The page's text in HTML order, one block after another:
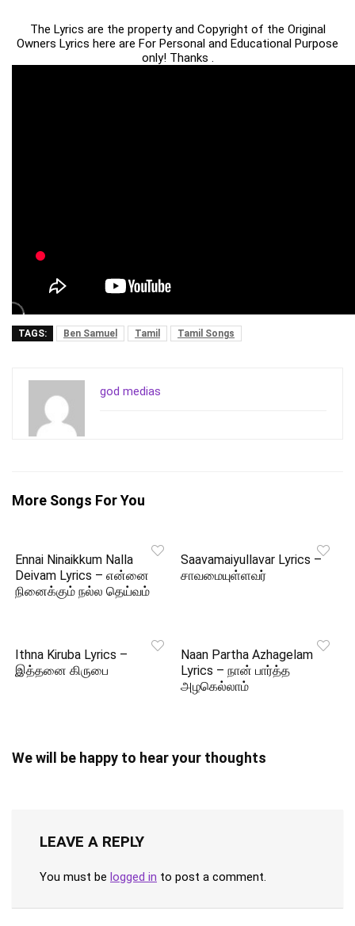
The Lyrics are the property and Copyright of the Original
Owners Lyrics here are For Personal and Educational Purpose
only! Thanks .
TAGS: Ben Samuel Tamil Tamil Songs
god medias
More Songs For You
Ennai Ninaikkum Nalla
Deivam Lyrics – என்னை
நினைக்கும் நல்ல தெய்வம்
Saavamaiyullavar Lyrics –
சாவமையுள்ளவர்
Ithna Kiruba Lyrics –
இத்தனை கிருபை
Naan Partha Azhagelam
Lyrics – நான் பார்த்த
அழகெல்லாம்
We will be happy to hear your thoughts
LEAVE A REPLY
You must be logged in to post a comment.